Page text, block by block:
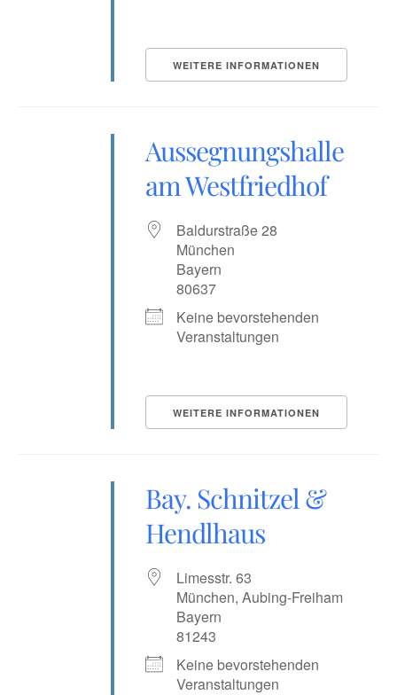
WEITERE INFORMATIONEN
Aussegnungshalle
am Westfriedhof
Baldurstraße 28
München
Bayern
80637
Keine bevorstehenden
Veranstaltungen
WEITERE INFORMATIONEN
Bay. Schnitzel &
Hendlhaus
Limesstr. 63
München, Aubing-Freiham
Bayern
81243
Keine bevorstehenden
Veranstaltungen